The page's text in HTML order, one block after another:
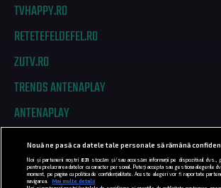
TVHAPPY.RO
RETETEFELDEFEL.RO
ZUTV.RO
TRENDS ANTENAPLAY
ANTENAPLAY
PRIVACY
COD DEONTOLOGIC
Nouă ne pasă ca datele tale personale să rămână
Noi și partenerii noștri 831
stocăm și/sau accesăm informații pe dispozitivul dvs.,
pentru prelucrarea datelor cu caracter personal. Puteți accepta sau gestiona alegerile
moment, pe pagina cu politica de confidențialitate. Aceste alegeri vor fi raportate
navigarea.
Mai multe detalii